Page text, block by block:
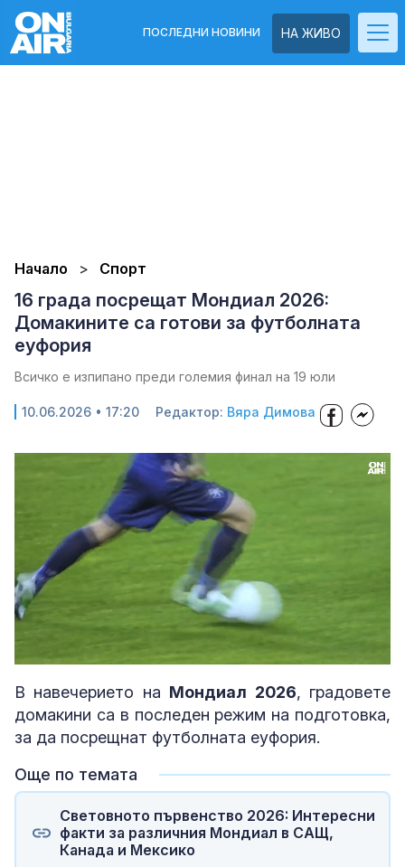
НА ЖИВО
ПОСЛЕДНИ НОВИНИ
Начало Спорт
16 града посрещат Мондиал 2026:
Домакините са готови за футболната
еуфория
Всичко е изпипано преди големия финал на 19 юли
10.06.2026 • 17:20 Редактор: Вяра Димова
В навечерието на Мондиал 2026, градовете
домакини са в последен режим на подготовка,
за да посрещнат футболната еуфория.
Още по темата
Световното първенство 2026: Интересни
факти за различния Мондиал в САЩ,
Канада и Мексико